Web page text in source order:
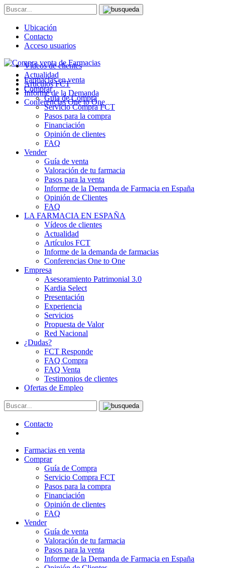
Ubicación
Contacto
Acceso usuarios
Farmacias en venta
Comprar
Guía de Compra
Servicio Compra FCT
Pasos para la compra
Financiación
Opinión de clientes
FAQ
Vender
Guía de venta
Valoración de tu farmacia
Pasos para la venta
Informe de la Demanda de Farmacia en España
Opinión de Clientes
FAQ
LA FARMACIA EN ESPAÑA
Vídeos de clientes
Actualidad
Artículos FCT
Informe de la demanda de farmacias
Conferencias One to One
Empresa
Asesoramiento Patrimonial 3.0
Kardia Select
Presentación
Experiencia
Servicios
Propuesta de Valor
Red Nacional
¿Dudas?
FCT Responde
FAQ Compra
FAQ Venta
Testimonios de clientes
Ofertas de Empleo
Contacto
Farmacias en venta
Comprar
Guía de Compra
Servicio Compra FCT
Pasos para la compra
Financiación
Opinión de clientes
FAQ
Vender
Guía de venta
Valoración de tu farmacia
Pasos para la venta
Informe de la Demanda de Farmacia en España
Vídeos de clientes
Actualidad
Artículos FCT
Informe de la Demanda
Conferencias One to One